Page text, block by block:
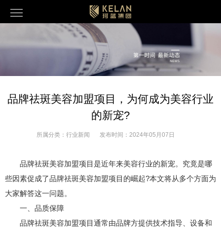
品牌祛斑美容加盟项目，为何成为美容行业
的新宠?
所属分类： 行业新闻 发布时间： 2024年05月07日
品牌祛斑美容加盟项目是近年来美容行业的新宠。究竟是哪
些因素促成了品牌祛斑美容加盟项目的崛起?本文将从多个方面为
大家解答这一问题。
一、品质保障
品牌祛斑美容加盟项目通常由品牌方提供技术指导、设备和